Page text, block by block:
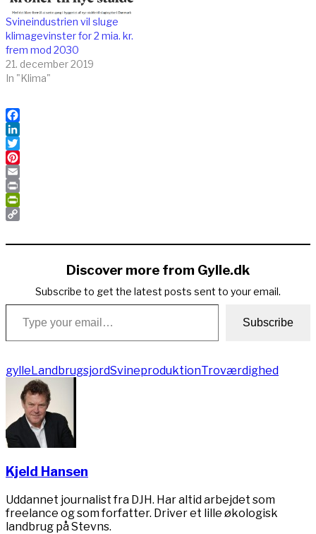
Svineindustrien vil sluge
klimagevinster for 2 mia. kr.
frem mod 2030
21. december 2019
In "Klima"
Facebook
LinkedIn
Twitter
Pinterest
Email
Print
PrintFriendly
Link
Discover more from Gylle.dk
Subscribe to get the latest posts sent to your email.
Type your email…
Subscribe
gylleLandbrugsjordSvineproduktionTroværdighed
Kjeld Hansen
Uddannet journalist fra DJH. Har altid arbejdet som
freelance og som forfatter. Driver et lille økologisk
landbrug på Stevns.